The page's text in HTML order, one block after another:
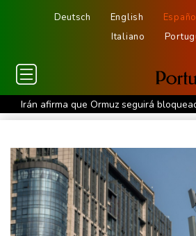
Deutsch English
Italiano
Irán afirma que Ormuz seguirá
acepte "todas" sus condiciones
Irán plantea condiciones para la
Ormuz
Evacuaciones y vuelos cancelados en
Dolphin